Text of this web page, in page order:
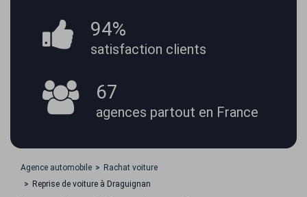
94%
satisfaction clients
67
agences partout en France
Agence automobile
Rachat voiture
Reprise de voiture à Draguignan